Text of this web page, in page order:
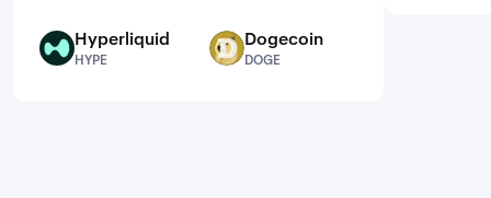
HYPE Hyperliquid
HYPE
DOGE Dogecoin
DOGE